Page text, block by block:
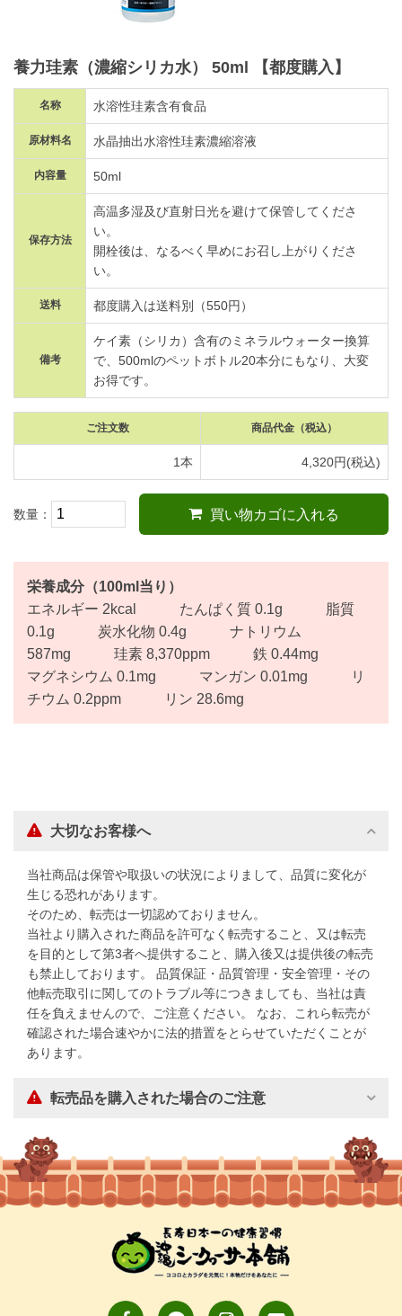
養力珪素（濃縮シリカ水） 50ml 【都度購入】
名称 水溶性珪素含有食品
原材料名 水晶抽出水溶性珪素濃縮溶液
内容量 50ml
保存方法
高温多湿及び直射日光を避けて保管してくださ
い。
開栓後は、なるべく早めにお召し上がりくださ
い。
送料 都度購入は送料別（550円）
備考
ケイ素（シリカ）含有のミネラルウォーター換算
で、500mlのペットボトル20本分にもなり、大変
お得です。
ご注文数 商品代金 （税込）
1本 4,320円(税込)
数量： 買い物カゴに入れる
栄養成分（100ml当り）
エネルギー 2kcal たんぱく質 0.1g 脂質
0.1g 炭水化物 0.4g ナトリウム
587mg 珪素 8,370ppm 鉄 0.44mg
マグネシウム 0.1mg マンガン 0.01mg リ
チウム 0.2ppm リン 28.6mg
大切なお客様へ
当社商品は保管や取扱いの状況によりまして、品質に変化が
生じる恐れがあります。
そのため、転売は一切認めておりません。
当社より購入された商品を許可なく転売すること、又は転売
を目的として第3者へ提供すること、購入後又は提供後の転売
も禁止しております。 品質保証・品質管理・安全管理・その
他転売取引に関してのトラブル等につきましても、当社は責
任を負えませんので、ご注意ください。 なお、これら転売が
確認された場合速やかに法的措置をとらせていただくことが
あります。
転売品を購入された場合のご注意